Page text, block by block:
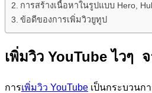
การสร้างเนื้อหาในรูปแบบ Hero,
ข้อดีของการเพิ่มวิวยูทูป
เพิ่มวิว YouTube ไวๆ
การเพิ่มวิว YouTube เป็นกระบวนก